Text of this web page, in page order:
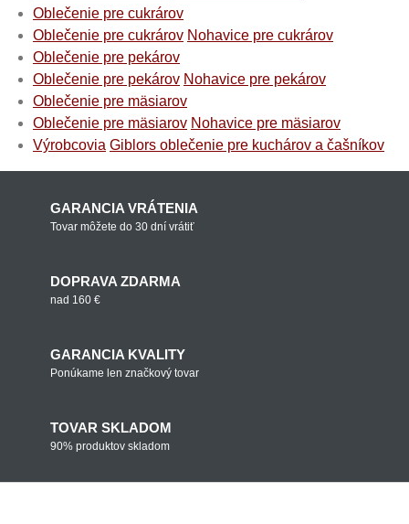
Oblečenie pre cukrárov
Oblečenie pre cukrárov Nohavice pre cukrárov
Oblečenie pre pekárov
Oblečenie pre pekárov Nohavice pre pekárov
Oblečenie pre mäsiarov
Oblečenie pre mäsiarov Nohavice pre mäsiarov
Výrobcovia Giblors oblečenie pre kuchárov a čašníkov
GARANCIA VRÁTENIA
Tovar môžete do 30 dní vrátiť
DOPRAVA ZDARMA
nad 160 €
GARANCIA KVALITY
Ponúkame len značkový tovar
TOVAR SKLADOM
90% produktov skladom